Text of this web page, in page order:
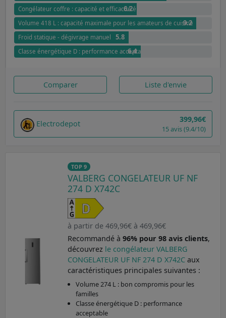
Congélateur coffre : capacité et efficacité énergétique
6.2
Volume 418 L : capacité maximale pour les amateurs de cuisine
9.2
Froid statique - dégivrage manuel 5.8
Classe énergétique D : performance acceptable
6.4
Comparer Liste d'envie
Electrodepot 399,96€
15 avis (9.4/10)
TOP 9
VALBERG CONGELATEUR UF NF
274 D X742C
à partir de 469,96€ à 469,96€
Recommandé à 96% pour 98 avis clients,
découvrez le congélateur VALBERG
CONGELATEUR UF NF 274 D X742C aux
caractéristiques principales suivantes :
Volume 274 L : bon compromis pour les
familles
Classe énergétique D : performance
acceptable